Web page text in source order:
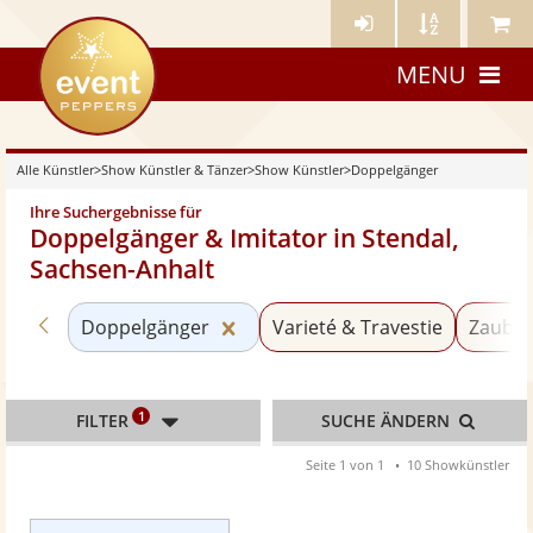
Künstler- Künstler Meine
eventpeppers
MENU
Alle Künstler>Show Künstler & Tänzer>Show Künstler>Doppelgänger
Ihre Suchergebnisse für
Doppelgänger & Imitator in Stendal,
Sachsen-Anhalt
Zurück zu «Show Künstler»
Doppelgänger Kategorie «Doppelgänger»
Varieté & Travestie
FILTER 1 SUCHE ÄNDERN
Seite 1 von 1 10 Showkünstler